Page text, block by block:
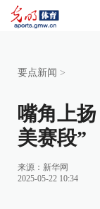
要点新闻 >
嘴角上
美赛段”
来源： 新华网
2025-05-22 10:34